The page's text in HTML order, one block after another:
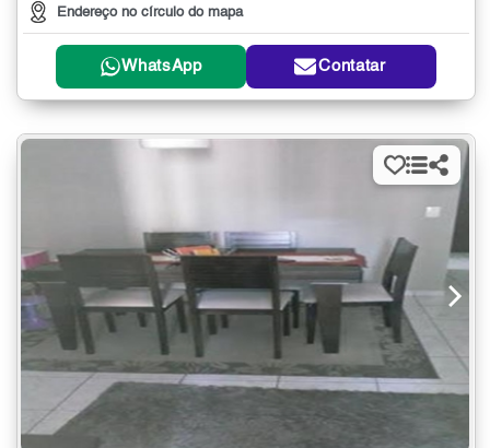
Endereço no círculo do mapa
WhatsApp Contatar